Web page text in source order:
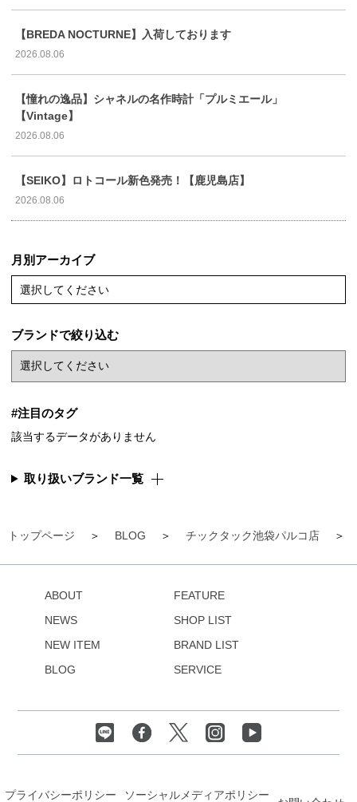
トップページ BLOG チックタック池袋パルコ店
【BREDA NOCTURNE】入荷しております
2026.08.06
【憧れの逸品】シャネルの名作時計「プルミエール」
【Vintage】
2026.08.06
【SEIKO】ロトコール新色発売！【鹿児島店】
2026.08.06
月別アーカイブ
選択してください
ブランドで絞り込む
#注目のタグ
該当するデータがありません
取り扱いブランド一覧
ABOUT
NEWS
NEW ITEM
BLOG
FEATURE
SHOP LIST
BRAND LIST
SERVICE
プライバシーポリシー ソーシャルメディアポリシー